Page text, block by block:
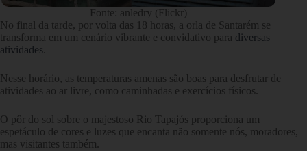
Fonte: anledry (Flickr)
No final da tarde, por volta das 18 horas, a orla de Santarém se
transforma em um cenário vibrante e convidativo para diversas
atividades
Nesse horário, as temperaturas amenas são boas para desfrutar de
atividades ao ar livre, como caminhadas e exercícios físicos.
O pôr do sol sobre o majestoso Rio Tapajós proporciona um
espetáculo de cores e luzes que encanta não somente nós, moradores,
mas visitantes também.